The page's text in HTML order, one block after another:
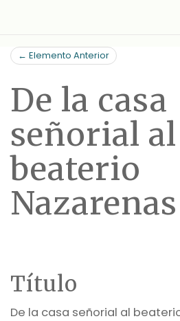
contenido
principal
← Elemento Anterior
De la casa
señorial al
beaterio
Nazarenas
Título
De la casa señorial al